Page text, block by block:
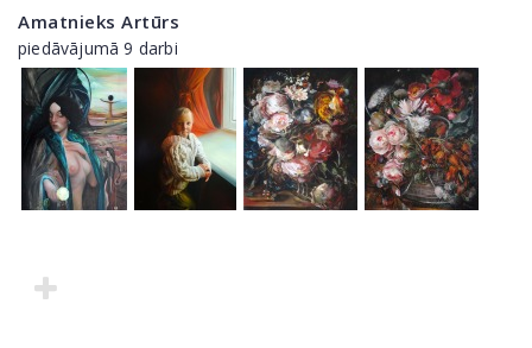
Amatnieks Artūrs
piedāvājumā 9 darbi